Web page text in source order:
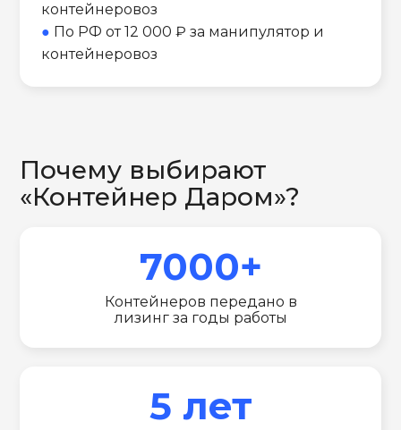
контейнеровоз
● По РФ от 12 000 ₽ за манипулятор и
контейнеровоз
Почему выбирают
«Контейнер Даром»?
7000+
Контейнеров передано в
лизинг за годы работы
5 лет